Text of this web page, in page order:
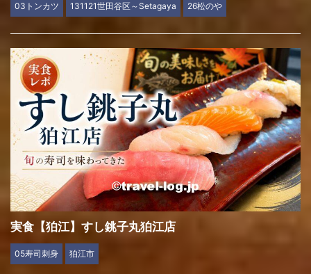
03トンカツ 131121世田谷区～Setagaya 26松のや
実食【狛江】すし銚子丸狛江店
05寿司刺身 狛江市